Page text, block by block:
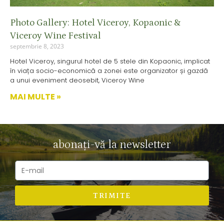
Photo Gallery: Hotel Viceroy, Kopaonic &
Viceroy Wine Festival
septembrie 8, 2023
Hotel Viceroy, singurul hotel de 5 stele din Kopaonic, implicat
în viața socio-economică a zonei este organizator și gazdă
a unui eveniment deosebit, Viceroy Wine
MAI MULTE »
abonați-vă la newsletter
TRIMITE